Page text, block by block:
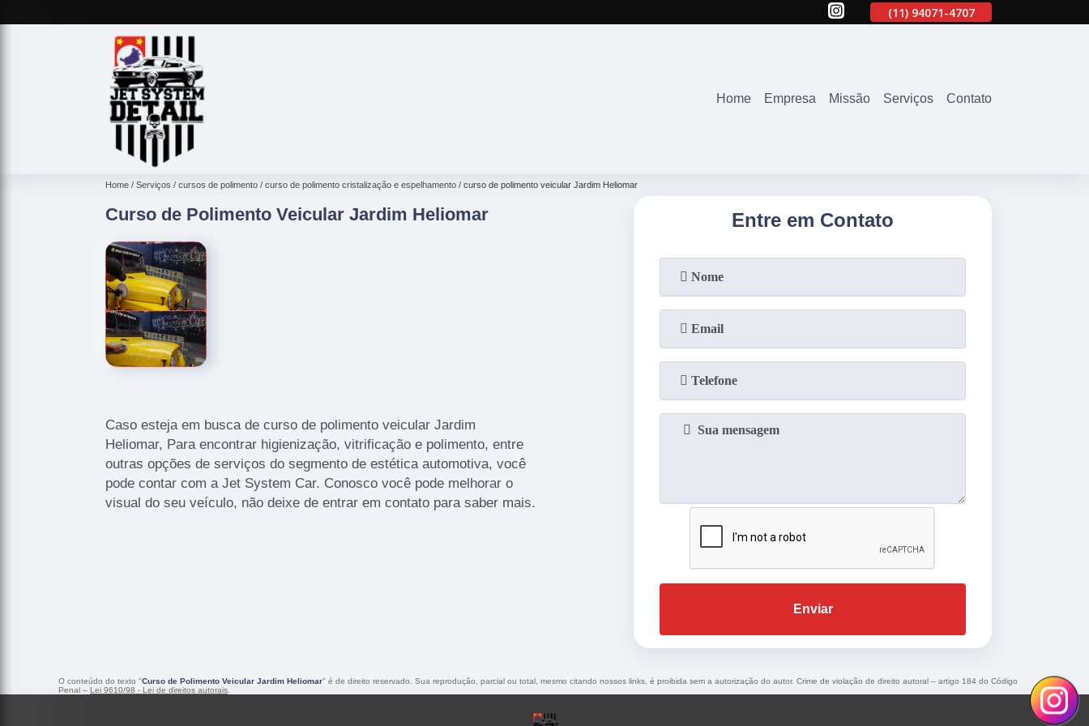
2645-2863 (11) 94071-4707
Home Empresa Missão Serviços Contato
Home Serviços cursos de polimento curso de polimento cristalização e espelhamento curso de polimento veicular Jardim Heliomar
Curso de Polimento Veicular Jardim Heliomar
Caso esteja em busca de curso de polimento veicular Jardim
Heliomar, Para encontrar higienização, vitrificação e polimento, entre
outras opções de serviços do segmento de estética automotiva, você
pode contar com a Jet System Car. Conosco você pode melhorar o
visual do seu veículo, não deixe de entrar em contato para saber mais.
Entre em Contato
Enviar
O conteúdo do texto "Curso de Polimento Veicular Jardim Heliomar" é de direito reservado. Sua reprodução, parcial ou total, mesmo citando nossos links, é proibida sem a autorização do autor. Crime de violação de direito autoral – artigo 184 do Código
Penal – Lei 9610/98 - Lei de direitos autorais.